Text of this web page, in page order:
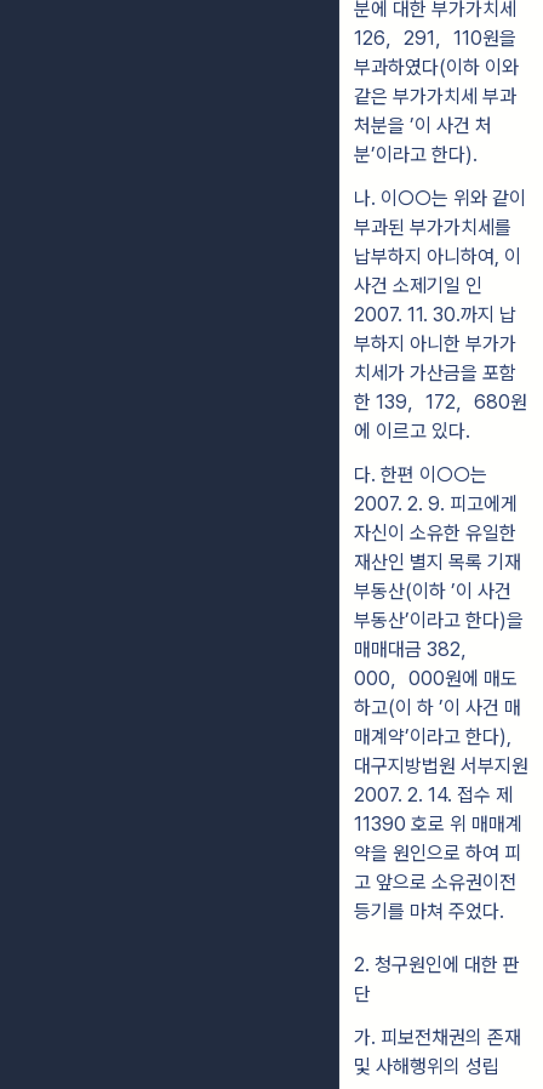
분에 대한 부가가치세
126，291，110원을
부과하였다(이하 이와
같은 부가가치세 부과
처분을 ’이 사건 처
분’이라고 한다).
나. 이○○는 위와 같이
부과된 부가가치세를
납부하지 아니하여, 이
사건 소제기일 인
2007. 11. 30.까지 납
부하지 아니한 부가가
치세가 가산금을 포함
한 139，172，680원
에 이르고 있다.
다. 한편 이○○는
2007. 2. 9. 피고에게
자신이 소유한 유일한
재산인 별지 목록 기재
부동산(이하 ’이 사건
부동산’이라고 한다)을
매매대금 382，
000，000원에 매도
하고(이 하 ’이 사건 매
매계약’이라고 한다),
대구지방법원 서부지원
2007. 2. 14. 접수 제
11390 호로 위 매매계
약을 원인으로 하여 피
고 앞으로 소유권이전
등기를 마쳐 주었다.
2. 청구원인에 대한 판
단
가. 피보전채권의 존재
및 사해행위의 성립